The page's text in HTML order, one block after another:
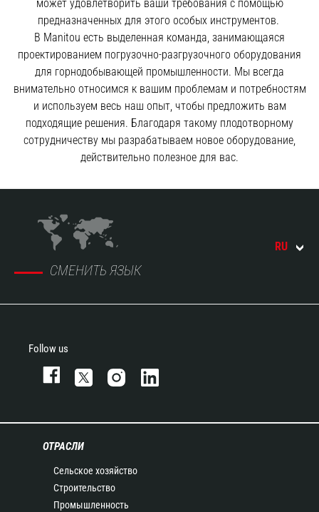
может удовлетворить ваши требования с помощью
предназначенных для этого особых инструментов.
В Manitou есть выделенная команда, занимающаяся
проектированием погрузочно-разгрузочного оборудования
для горнодобывающей промышленности. Мы всегда
внимательно относимся к вашим проблемам и потребностям
и используем весь наш опыт, чтобы предложить вам
подходящие решения. Благодаря такому плодотворному
сотрудничеству мы разрабатываем новое оборудование,
действительно полезное для вас.
СМЕНИТЬ ЯЗЫК
RU
Follow us
ОТРАСЛИ
Сельское хозяйство
Строительство
Промышленность